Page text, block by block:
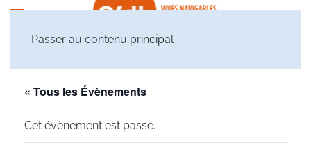
Passer au contenu principal
« Tous les Évènements
Cet évènement est passé.